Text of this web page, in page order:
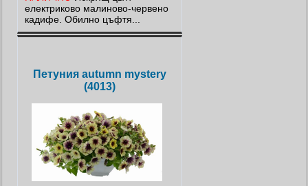
електриково малиново-червено
кадифе. Обилно цъфтя...
Петуния autumn mystery
(4013)